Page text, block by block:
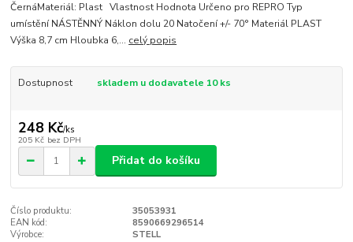
ČernáMateriál: Plast Vlastnost Hodnota Určeno pro REPRO Typ
umístění NÁSTĚNNÝ Náklon dolu 20 Natočení +/- 70° Materiál PLAST
Výška 8,7 cm Hloubka 6,... celý popis
Dostupnost skladem u dodavatele 10 ks
248 Kč/ks
205 Kč bez DPH
Přidat do košíku
Číslo produktu:
35053931
EAN kód:
8590669296514
Výrobce:
STELL